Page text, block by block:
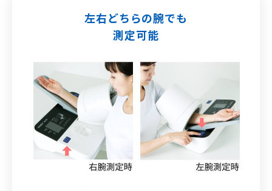
左右どちらの腕でも
測定可能